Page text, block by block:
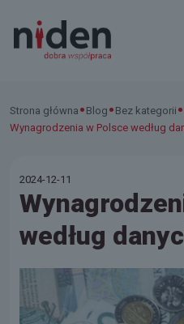
Strona główna • Blog • Bez kategorii •
Wynagrodzenia w Polsce według
2024-12-11
według